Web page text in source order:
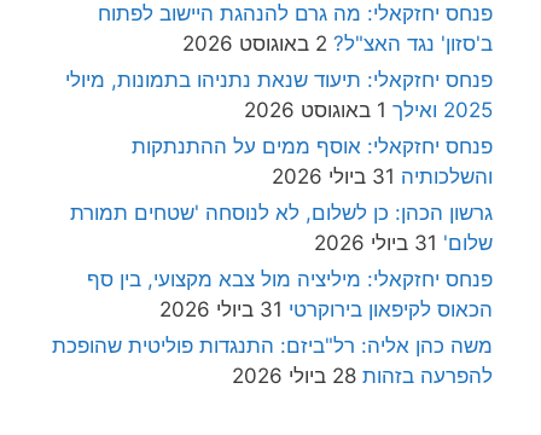
פנחס יחזקאלי: מה גרם להנהגת היישוב לפתוח
ב'סזון' נגד האצ"ל? 2 באוגוסט 2026
פנחס יחזקאלי: תיעוד שנאת נתניהו בתמונות, מיולי
2025 ואילך
1 באוגוסט 2026
פנחס יחזקאלי: אוסף ממים על ההתנתקות
והשלכותיה 31 ביולי 2026
גרשון הכהן: כן לשלום, לא לנוסחה 'שטחים תמורת
שלום' 31 ביולי 2026
פנחס יחזקאלי: מיליציה מול צבא מקצועי, בין סף
הכאוס לקיפאון בירוקרטי 31 ביולי 2026
משה כהן אליה: רל"ביזם: התנגדות פוליטית שהופכת
להפרעה בזהות 28 ביולי 2026